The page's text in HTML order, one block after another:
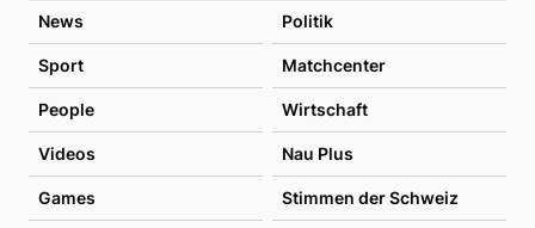
News Politik
Sport Matchcenter
People Wirtschaft
Videos Nau Plus
Games Stimmen der Schweiz